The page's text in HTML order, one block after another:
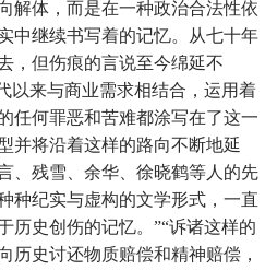
解体，而是在一种政治合法性依
中继续书写着的记忆。从七十年
，但伤痕的言说至今绵延不
以来与商业需求相结合，运用着
任何罪恶和苦难都涂写在了这一
并将沿着这样的路向不断地延
、残雪、余华、徐晓鹤等人的先
种纪实与虚构的文学形式，一直
历史创伤的记忆。”“诉诸这样的
历史讨还物质赔偿和精神赔偿，